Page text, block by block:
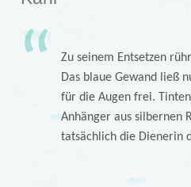
Zu seinem Entsetzen
Das blaue Gewand ließ
für die Augen frei.
Anhänger aus silbernen
tatsächlich die Dienerin